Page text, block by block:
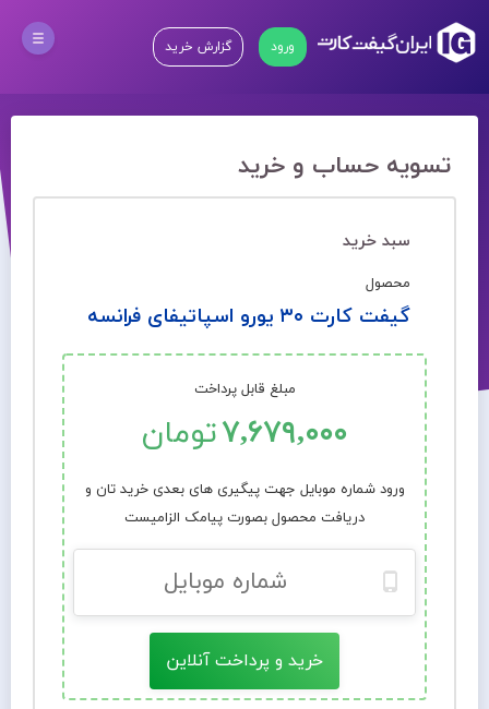
ورود گزارش خرید
تسویه حساب و خرید
سبد خرید
محصول
گیفت کارت ۳۰ یورو اسپاتیفای فرانسه
مبلغ قابل پرداخت
۷,۶۷۹,۰۰۰تومان
ورود شماره موبایل جهت پیگیری های بعدی خرید تان و
دریافت محصول بصورت پیامک الزامیست
خرید و پرداخت آنلاین